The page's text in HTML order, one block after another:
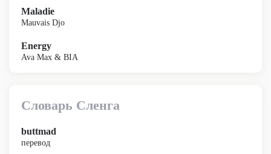
Maladie
Mauvais Djo
Energy
Ava Max & BIA
Словарь Сленга
buttmad
перевод